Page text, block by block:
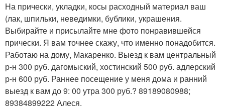
На прически, укладки, косы расходный материал ваш
(лак, шпильки, неведимки, бублики, украшения.
Выбирайте и присылайте мне фото понравившейся
прически. Я вам точнее скажу, что именно понадобится.
Работаю на дому, Макаренко. Выезд к вам центральный
р-н 300 руб. дагомыский, хостинский 500 руб. адлерский
р-н 600 руб. Раннее посещение у меня дома и ранний
выезд к вам до 9: 00 утра 300 руб.? 89189080988;
89384899222 Алеся.